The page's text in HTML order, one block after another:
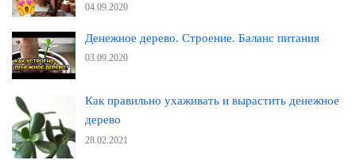
04.09.2020
Денежное дерево. Строение. Баланс питания
03.09.2020
Как правильно ухаживать и вырастить денежное
дерево
28.02.2021